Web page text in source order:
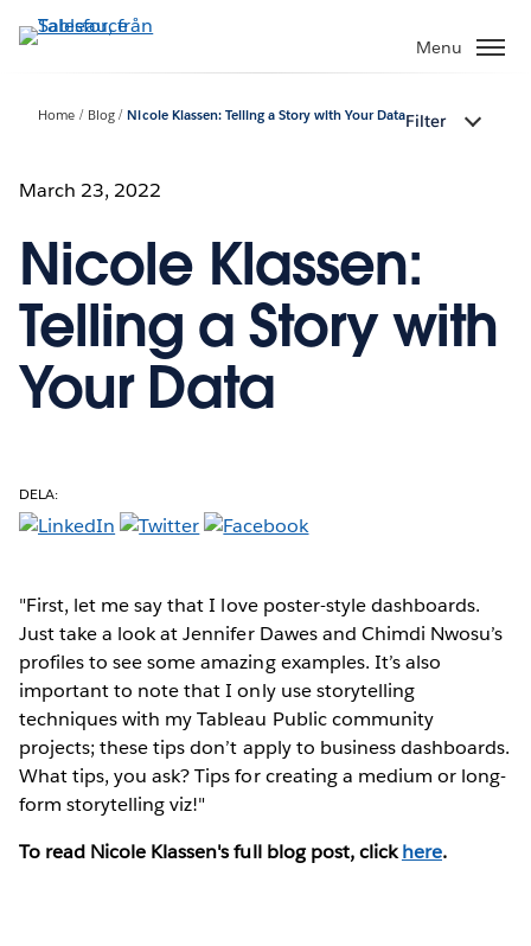
vidare
Menu
Home Blog Nicole Klassen: Telling a Story with Your DataFilter
March 23, 2022
Nicole Klassen:
Telling a Story with
Your Data
DELA:
"First, let me say that I love poster-style dashboards.
Just take a look at Jennifer Dawes and Chimdi Nwosu’s
profiles to see some amazing examples. It’s also
important to note that I only use storytelling
techniques with my Tableau Public community
projects; these tips don’t apply to business dashboards.
What tips, you ask? Tips for creating a medium or long-
form storytelling viz!"
To read Nicole Klassen's full blog post, clickhere.